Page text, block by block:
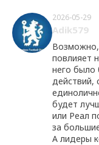
2026-05-29
Adik579
повлияет
него было
действий,
будет
или Реал
за
А лидеры